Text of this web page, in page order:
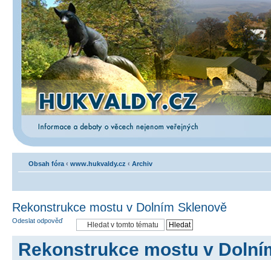
Obsah fóra ‹ www.hukvaldy.cz ‹ Archiv
Rekonstrukce mostu v Dolním Sklenově
Odeslat odpověď
Rekonstrukce mostu v